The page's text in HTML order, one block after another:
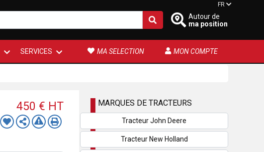
Autour de
ma position
FR
SERVICES MA SELECTION MON COMPTE
450 € HT MARQUES DE TRACTEURS
Tracteur John Deere
Tracteur New Holland